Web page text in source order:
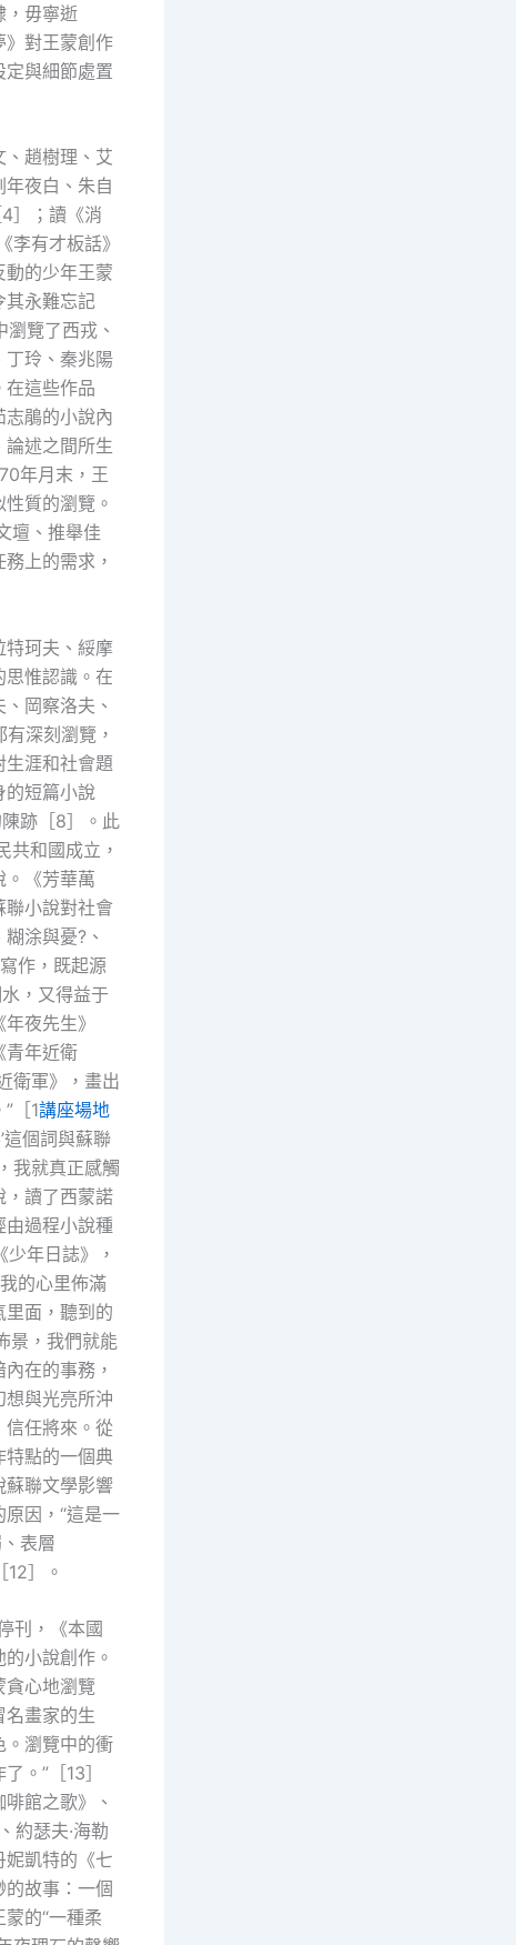
，毋寧逝
》對王蒙創作
與細節處置
趙樹理、艾
夜白、朱自
］；讀《消
李有才板話》
動的少年王蒙
其永難忘記
覽了西戎、
丁玲、秦兆陽
在這些作品
鵑的小說內
述之間所生
年月末，王
質的瀏覽。
壇、推舉佳
上的需求，
特珂夫、綏摩
惟認識。在
岡察洛夫、
深刻瀏覽，
涯和社會題
的短篇小說
跡［8］。此
共和國成立，
。《芳華萬
聯小說對社會
涂與憂?、
作，既起源
，又得益于
夜先生》
青年近衛
衛軍》，畫出
［1講座場地
這個詞與蘇聯
我就真正感觸
，讀了西蒙諾
過程小說種
年日誌》，
的心里佈滿
面，聽到的
景，我們就能
在的事務，
與光亮所沖
信任將來。從
特點的一個典
蘇聯文學影響
因，“這是一
表層
12］。
刊，《本國
小說創作。
心地瀏覽
名畫家的生
。瀏覽中的衝
。”［13］
館之歌》、
約瑟夫·海勒
凱特的《七
故事：一個
的“一種柔